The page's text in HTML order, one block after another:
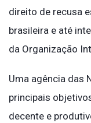
direito de recusa
brasileira e até
da Organização
Uma agência das
principais
decente e